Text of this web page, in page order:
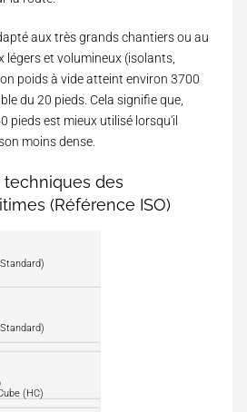
aux très grands chantiers ou au
et volumineux (isolants,
poids à vide atteint environ 3700
du 20 pieds. Cela signifie que,
pieds est mieux utilisé lorsqu'il
moins dense.
techniques des
(Référence ISO)
(HC)